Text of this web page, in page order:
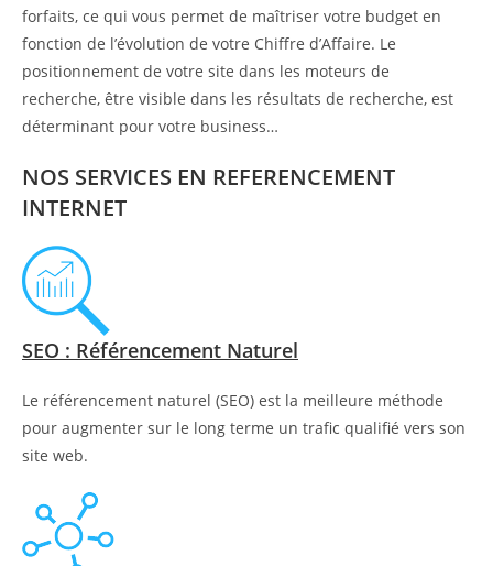
forfaits, ce qui vous permet de maîtriser votre budget en
fonction de l’évolution de votre Chiffre d’Affaire. Le
positionnement de votre site dans les moteurs de
recherche, être visible dans les résultats de recherche, est
déterminant pour votre business…
NOS SERVICES EN REFERENCEMENT
INTERNET
SEO : Référencement Naturel
Le référencement naturel (SEO) est la meilleure méthode
pour augmenter sur le long terme un trafic qualifié vers son
site web.